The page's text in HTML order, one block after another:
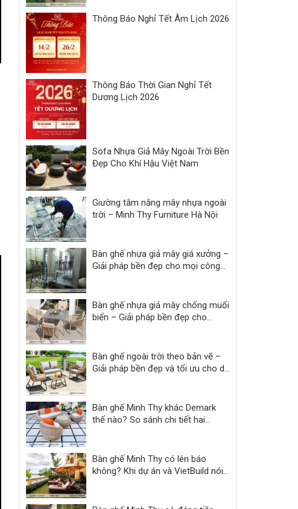
Thông Báo Nghỉ Tết Âm Lịch 2026
Thông Báo Thời Gian Nghỉ Tết
Dương Lịch 2026
Sofa Nhựa Giả Mây Ngoài Trời Bền
Đẹp Cho Khí Hậu Việt Nam
Giường tắm nắng mây nhựa ngoài
trời – Minh Thy Furniture Hà Nội
Bàn ghế nhựa giả mây giá xưởng –
Giải pháp bền đẹp cho mọi công
Bàn ghế nhựa giả mây chống muối
biển – Giải pháp bền đẹp cho
Bàn ghế ngoài trời theo bản vẽ –
Giải pháp bền đẹp và tối ưu cho dự
Bàn ghế Minh Thy khác Demark
thế nào? So sánh chi tiết hai
Bàn ghế Minh Thy có lên báo
không? Khi dự án và VietBuild nói